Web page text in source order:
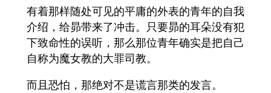
有着那样随处可见的平庸的外表的青年的自我
介绍，给昴带来了冲击。只要昴的耳朵没有犯
下致命性的误听，那么那位青年确实是把自己
自称为魔女教的大罪司教。
而且恐怕，那绝对不是谎言那类的发言。